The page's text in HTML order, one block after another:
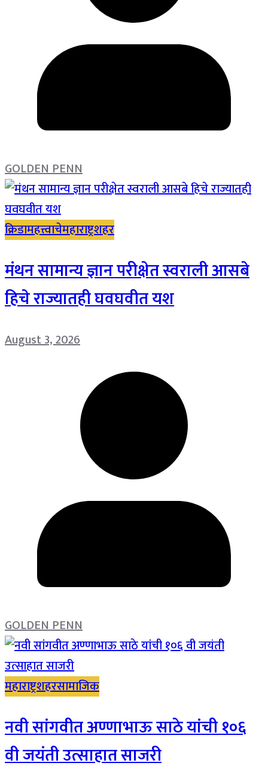
GOLDEN PENN
क्रिडामहत्त्वाचेमहाराष्ट्रशहर
मंथन सामान्य ज्ञान परीक्षेत स्वराली आसबे
हिचे राज्यातही घवघवीत यश
August 3, 2026
GOLDEN PENN
महाराष्ट्रशहरसामाजिक
नवी सांगवीत अण्णाभाऊ साठे यांची १०६
वी जयंती उत्साहात साजरी